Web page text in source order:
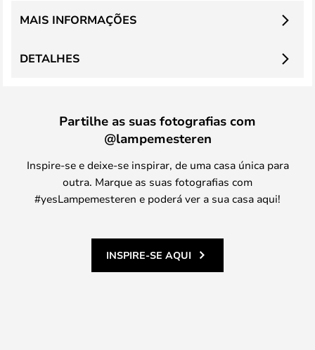
DETALHES
MAIS INFORMAÇÕES
Partilhe as suas fotografias com
@lampemesteren
Inspire-se e deixe-se inspirar, de uma casa única para
outra. Marque as suas fotografias com
#yesLampemesteren e poderá ver a sua casa aqui!
INSPIRE-SE AQUI